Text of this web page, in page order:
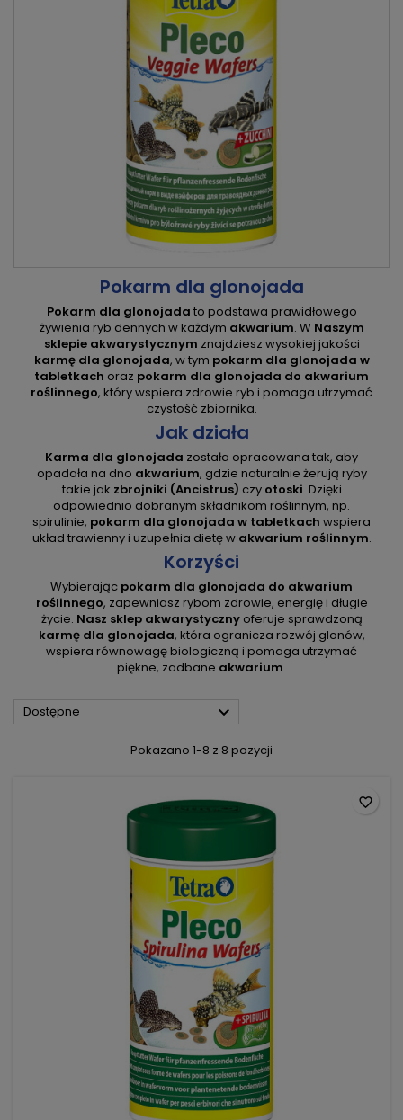
Pokarm dla glonojada
Pokarm dla glonojada to podstawa prawidłowego
żywienia ryb dennych w każdym akwarium. W Naszym
sklepie akwarystycznym znajdziesz wysokiej jakości
karmę dla glonojada, w tym pokarm dla glonojada w
tabletkach oraz pokarm dla glonojada do akwarium
roślinnego, który wspiera zdrowie ryb i pomaga utrzymać
czystość zbiornika.
Jak działa
Karma dla glonojada została opracowana tak, aby
opadała na dno akwarium, gdzie naturalnie żerują ryby
takie jak zbrojniki (Ancistrus) czy otoski. Dzięki
odpowiednio dobranym składnikom roślinnym, np.
spirulinie, pokarm dla glonojada w tabletkach wspiera
układ trawienny i uzupełnia dietę w akwarium roślinnym.
Korzyści
Wybierając pokarm dla glonojada do akwarium
roślinnego, zapewniasz rybom zdrowie, energię i długie
życie. Nasz sklep akwarystycznyoferuje sprawdzoną
karmę dla glonojada, która ogranicza rozwój glonów,
wspiera równowagę biologiczną i pomaga utrzymać
piękne, zadbane akwarium.
Dostępne 
Pokazano 1-8 z 8 pozycji
favorite_border